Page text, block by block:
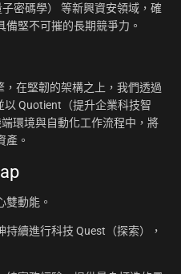
密碼學） 等新興資安領域，確
堅不可摧的長期競爭力。
，在堅韌的架構之上，我們透過
Quotient（提升企業科技智
環境與自動化工作流程中，將
產。
雙動能。
續進行科技 Quest（探索），